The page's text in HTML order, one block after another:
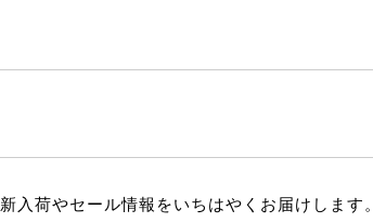
新入荷やセール情報をいちはやくお届けします。